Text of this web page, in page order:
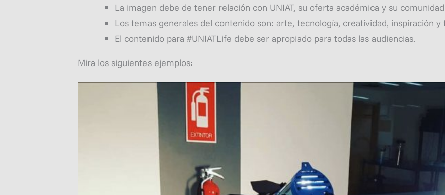
La imagen debe de tener relación con UNIAT, su oferta académica y su
Los temas generales del contenido son: arte, tecnología, creatividad, inspiración y
El contenido para #UNIATLife debe ser apropiado para todas las audiencias.
Mira los siguientes ejemplos: